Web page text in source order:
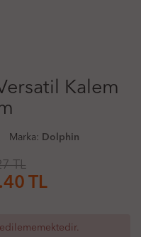
Kalem
Marka: Dolphin
TL
TL